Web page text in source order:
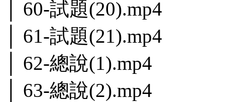
│ 60-試題(20).mp4
│ 61-試題(21).mp4
│ 62-總說(1).mp4
│ 63-總說(2).mp4